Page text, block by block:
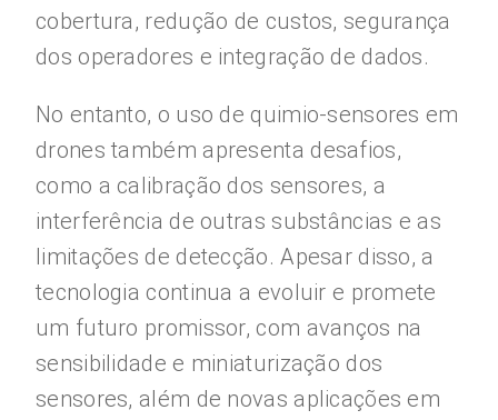
cobertura, redução de custos, segurança
dos operadores e integração de dados.
No entanto, o uso de quimio-sensores em
drones também apresenta desafios,
como a calibração dos sensores, a
interferência de outras substâncias e as
limitações de detecção. Apesar disso, a
tecnologia continua a evoluir e promete
um futuro promissor, com avanços na
sensibilidade e miniaturização dos
sensores, além de novas aplicações em